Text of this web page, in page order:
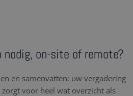
on-site of remote?
en samenvatten: uw vergadering
voor heel wat overzicht als